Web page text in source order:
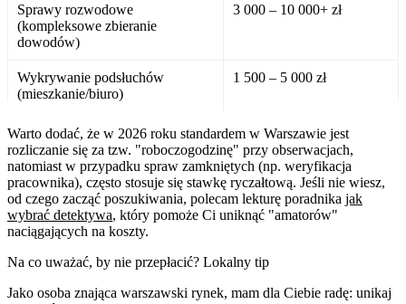
Sprawy rozwodowe
(kompleksowe zbieranie
dowodów)
3 000 – 10 000+ zł
Wykrywanie podsłuchów
(mieszkanie/biuro)
1 500 – 5 000 zł
Warto dodać, że w 2026 roku standardem w Warszawie jest
rozliczanie się za tzw. "roboczogodzinę" przy obserwacjach,
natomiast w przypadku spraw zamkniętych (np. weryfikacja
pracownika), często stosuje się stawkę ryczałtową. Jeśli nie wiesz,
od czego zacząć poszukiwania, polecam lekturę poradnika jak
wybrać detektywa, który pomoże Ci uniknąć "amatorów"
naciągających na koszty.
Na co uważać, by nie przepłacić? Lokalny tip
Jako osoba znająca warszawski rynek, mam dla Ciebie radę: unikaj